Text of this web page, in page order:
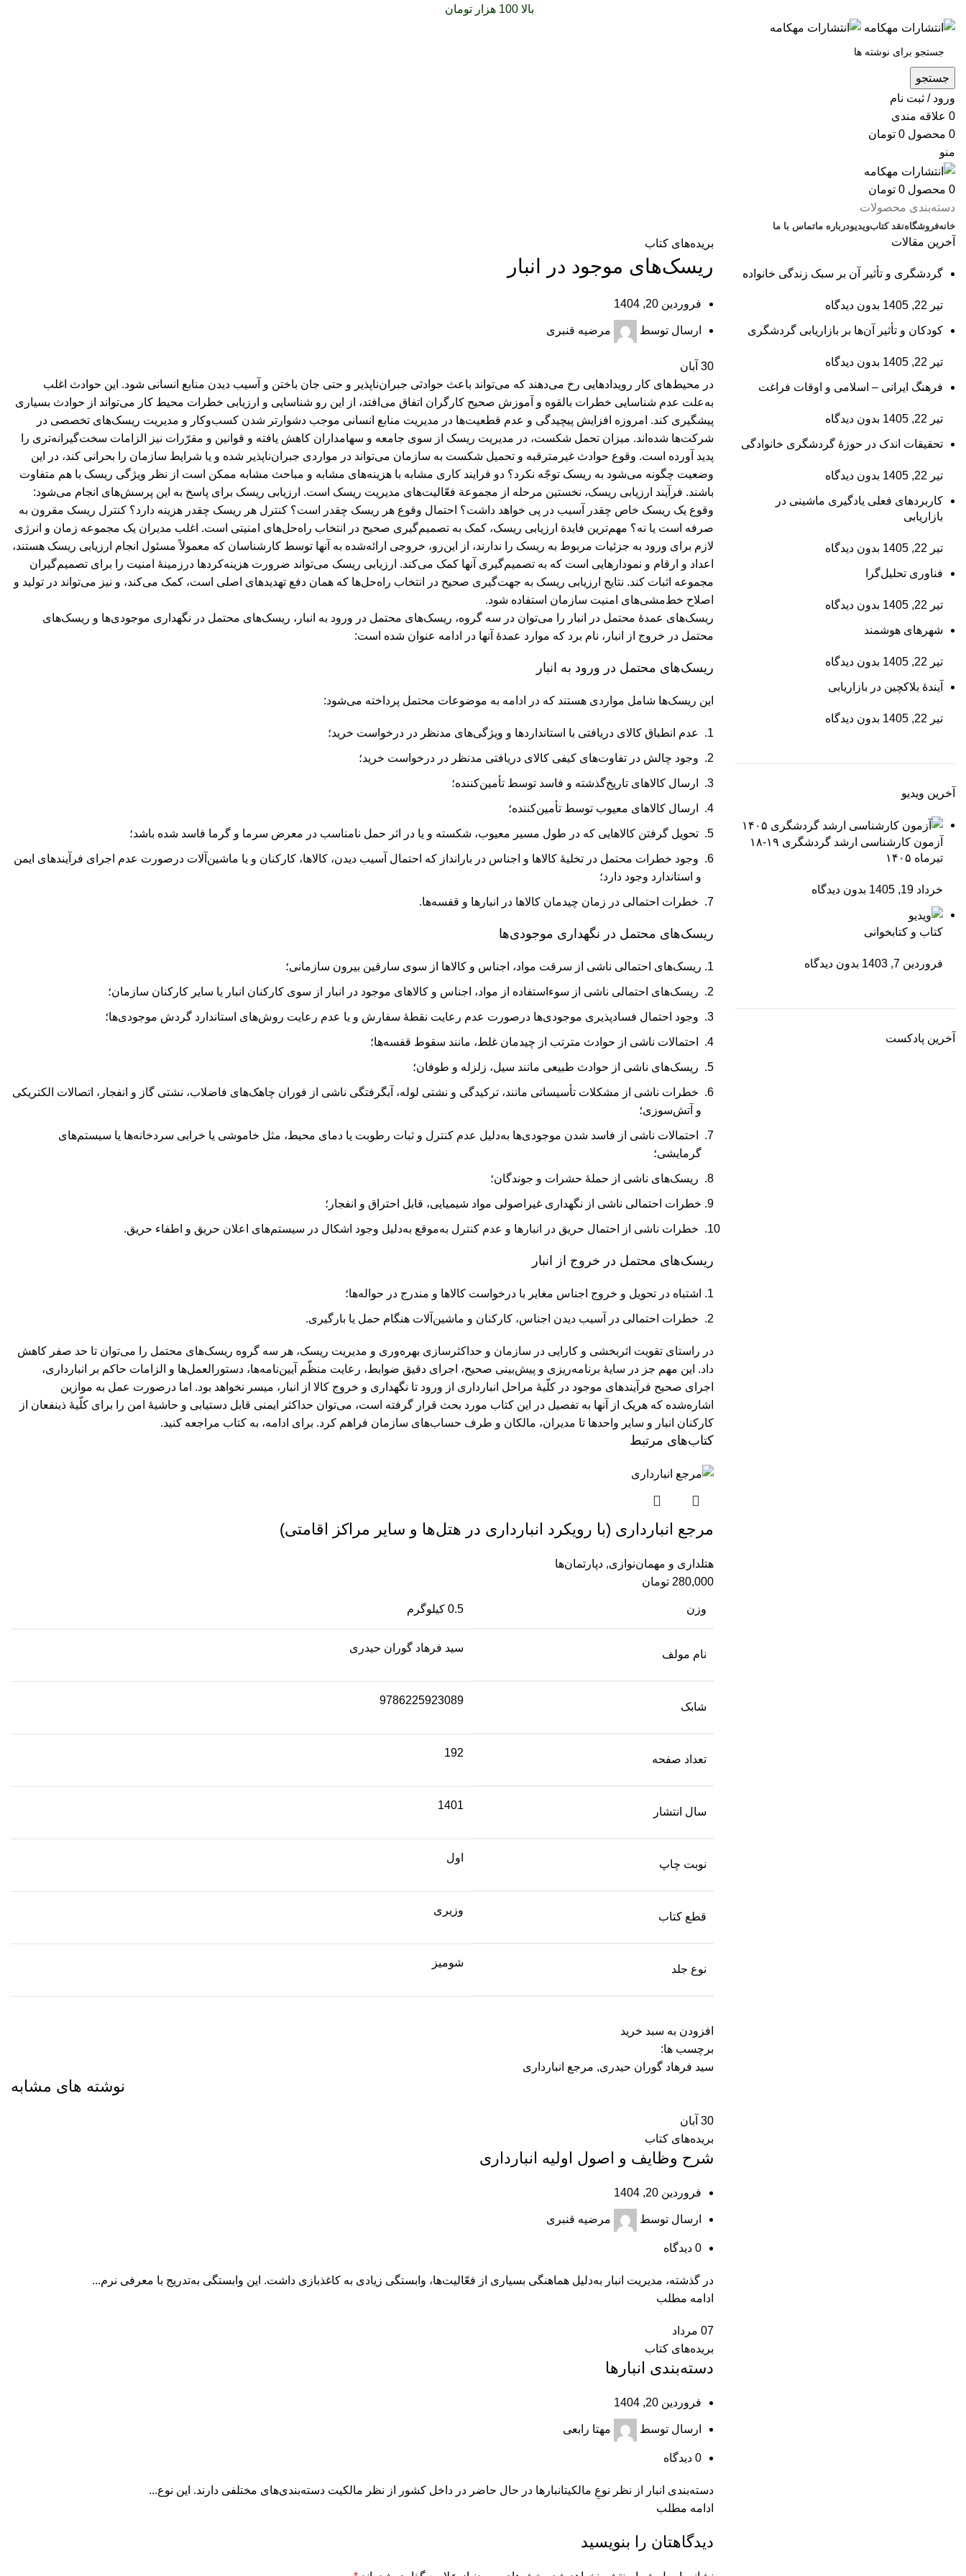
بالا 100 هزار تومان
جستجو
ورود / ثبت نام
0 علاقه مندی
0 محصول 0 تومان
منو
0 محصول 0 تومان
دسته‌بندی محصولات
خانهفروشگاهنقد کتابویدیودرباره‌ ماتماس با ما
بریده‌های کتاب
ریسک‌های موجود در انبار
فروردین 20, 1404
ارسال توسط مرضیه قنبری
30 آبان
در محیط‌های کار رویدادهایی رخ می‌دهند که می‌تواند باعث حوادثی جبران‌ناپذیر و حتی جان باختن و آسیب دیدن منابع انسانی شود. این حوادث اغلب
به‌علت عدم شناسایی خطرات بالقوه و آموزش صحیح کارگران اتفاق می‌افتد، از ‌این ‌رو شناسایی و ارزیابی خطرات محیط کار می‌تواند از حوادث بسیاری
پیشگیری کند. امروزه افزایش پیچیدگی‌ و عدم ‌قطعیت‌ها در مدیریت منابع انسانی موجب دشوارتر شدن کسب‌وکار و مدیریت ریسک‌های تخصصی در
شرکت‌ها شده‌اند. میزان تحمل‌ شکست، در مدیریت ریسک از سوی جامعه و سهامداران کاهش یافته و قوانین و مقرّرات نیز الزامات سخت‌گیرانه‌تری را
پدید آورده است. وقوع حوادث غیر‌مترقبه و تحمیل شکست به سازمان می‌تواند در مواردی جبران‌ناپذیر شده و یا شرایط سازمان را بحرانی کند، در این
وضعیت چگونه می‌شود به ریسک توجّه نکرد؟ دو فرایند کاری مشابه با هزینه‌های مشابه و مباحث مشابه ممکن است از نظر ویژگی ریسک با هم متفاوت
باشند. فرآیند ارزیابی ریسک، نخستین مرحله از مجموعة فعّالیت‌های مدیریت ریسک است. ارزیابی ریسک برای پاسخ به این پرسش‌های انجام می‌شود:
وقوع یک ریسک خاص چقدر آسیب در پی خواهد داشت؟ احتمال وقوع هر ریسک چقدر است؟ کنترل هر ریسک چقدر هزینه دارد؟ کنترل ریسک مقرون به
صرفه است یا نه؟ مهم‌ترین فایدة ارزیابی ریسک، کمک به تصمیم‌گیری صحیح در انتخاب راه‌حل‌های امنیتی است. اغلب مدیران یک مجموعه زمان و انرژی
لازم برای ورود به جزئیات مربوط به ریسک را ندارند، از این‌رو، خروجی ارائه‌شده به آنها توسط کارشناسان که معمولاً مسئول انجام ارزیابی ریسک هستند،
اعداد و ارقام و نمودارهایی است که به تصمیم‌گیری آنها کمک می‌کند. ارزیابی ریسک می‌تواند ضرورت هزینه‌کردها درزمینۀ امنیت را برای تصمیم‌گیران
مجموعه اثبات کند. نتایج ارزیابی ریسک به جهت‌گیری صحیح در انتخاب راه‌حل‌ها که همان دفع تهدیدهای اصلی است، کمک می‌کند، و نیز می‌تواند در تولید و
اصلاح خط‌مشی‌های امنیت سازمان استفاده شود.
ریسک‌های عمدۀ محتمل در انبار را می‌توان در سه گروه، ریسک‌های محتمل در ورود به انبار، ریسک‌های محتمل در نگهداری موجودی‌ها و ریسک‌های
محتمل در خروج از انبار، نام برد که موارد عمدۀ آنها در ادامه عنوان شده است:
ریسک‌های محتمل در ورود به انبار
این ریسک‌ها شامل مواردی هستند که در ادامه به موضوعات محتمل پرداخته می‌شود:
عدم انطباق کالای دریافتی با استانداردها و ویژگی‌های مدنظر در درخواست خرید؛
وجود چالش در تفاوت‌های کیفی کالای دریافتی مدنظر در درخواست خرید؛
ارسال کالاهای تاریخ‌گذشته و فاسد توسط تأمین‌کننده؛
ارسال کالاهای معیوب توسط تأمین‌کننده؛
تحویل گرفتن کالاهایی که در طول مسیر معیوب، شکسته و یا در اثر حمل نامناسب در معرض سرما و گرما فاسد شده باشد؛
وجود خطرات محتمل در تخلیۀ کالا‌ها و اجناس در بارانداز که احتمال آسیب دیدن، کالاها، کارکنان و یا ماشین‌آلات درصورت عدم اجرای فرآیندهای ایمن
و استاندارد وجود دارد؛
خطرات احتمالی در زمان چیدمان کالاها در انبار‌ها و قفسه‌ها.
ریسک‌های محتمل در نگهداری موجودی‌ها
ریسک‌های احتمالی ناشی از سرقت مواد، اجناس و کالاها از سوی سارقین بیرون سازمانی؛
ریسک‌های احتمالی ناشی از سوء‌استفاده از مواد، اجناس و کالاهای موجود در انبار از سوی کارکنان انبار یا سایر کارکنان سازمان؛
وجود احتمال فساد‌پذیری موجودی‌ها درصورت عدم رعایت نقطۀ سفارش و یا عدم رعایت روش‌های استاندارد گردش موجودی‌ها؛
احتمالات ناشی از حوادث مترتب از چیدمان غلط، مانند سقوط قفسه‌ها؛
ریسک‌های ناشی از حوادث طبیعی مانند سیل، زلزله و طوفان؛
خطرات ناشی از مشکلات تأسیساتی مانند، ترکیدگی و نشتی لوله، آبگرفتگی ناشی از فوران چاهک‌های فاضلاب، نشتی گاز و انفجار، اتصالات الکتریکی
و آتش‌سوزی؛
احتمالات ناشی از فاسد شدن موجودی‌ها به‌دلیل عدم کنترل و ثبات رطوبت یا دمای محیط، مثل خاموشی یا خرابی سردخانه‌ها یا سیستم‌های
گرمایشی؛
ریسک‌های ناشی از حملۀ حشرات و جوندگان؛
خطرات احتمالی ناشی از نگهداری غیر‌اصولی مواد شیمیایی، قابل احتراق و انفجار؛
خطرات ناشی از احتمال حریق در انبارها و عدم کنترل به‌موقع به‌دلیل وجود اشکال در سیستم‌های اعلان حریق و اطفاء حریق.
ریسک‌های محتمل در خروج از انبار
اشتباه در تحویل و خروج اجناس مغایر با درخواست کالاها و مندرج در حواله‌ها؛
خطرات احتمالی در آسیب دیدن اجناس، کارکنان و ماشین‌آلات هنگام حمل یا بارگیری.
در راستای تقویت اثربخشی و کارایی در سازمان و حداکثر‌سازی بهره‌وری و مدیریت ریسک، هر سه گروه ریسک‌های محتمل را می‌توان تا حد صفر کاهش
داد. این مهم جز در سایۀ برنامه‌ریزی و پیش‌بینی صحیح، اجرای دقیق ضوابط، رعایت منظّم آیین‌نامه‌ها، دستورالعمل‌ها و الزامات حاکم بر انبارداری،
اجرای صحیح فرآیندهای موجود در کلّیۀ مراحل انبارداری از ورود تا نگهداری و خروج کالا از انبار، میسر نخواهد بود. اما درصورت عمل به موازین
اشاره‌شده که هریک از آنها به تفصیل در این کتاب مورد بحث قرار گرفته است، می‌توان حداکثر ایمنی قابل دستیابی و حاشیۀ امن را برای کلّیۀ ذینفعان از
کارکنان انبار و سایر واحدها تا مدیران، مالکان و طرف حساب‌های سازمان فراهم کرد. برای ادامه، به کتاب مراجعه کنید.
کتاب‌های مرتبط
مرجع انبارداری (با رویکرد انبارداری در هتل‌ها و سایر مراکز اقامتی)
هتلداری و مهمان‌نوازی, دپارتمان‌ها
280,000 تومان
وزن 0.5 کیلوگرم
نام مولف
سید فرهاد گوران حیدری
شابک
9786225923089
تعداد صفحه
192
سال انتشار
1401
نوبت چاپ
اول
قطع کتاب
وزیری
نوع جلد
شومیز
افزودن به سبد خرید
برچسب ها:
سید فرهاد گوران حیدری, مرجع انبارداری
نوشته های مشابه
30 آبان
بریده‌های کتاب
شرح وظایف و اصول اولیه انبار‌داری
فروردین 20, 1404
ارسال توسط مرضیه قنبری
0 دیدگاه
در گذشته، مدیریت انبار به‌دلیل هماهنگی بسیاری از فعّالیت‌ها، وابستگی زیادی به کاغذبازی داشت. این وابستگی به‌تدریج با معرفی نرم...
ادامه مطلب
07 مرداد
بریده‌های کتاب
دسته‌بندی انبارها
فروردین 20, 1404
ارسال توسط مهتا رابعی
0 دیدگاه
دسته‌بندی انبار از نظر نوعِ مالکیتانبارها در حال حاضر در داخل کشور از نظر مالکیت دسته‌بندی‌های مختلفی دارند. این نوع...
ادامه مطلب
دیدگاهتان را بنویسید
آخرین مقالات
گردشگری و تأثیر آن بر سبک زندگی خانواده
تیر 22, 1405 بدون دیدگاه
کودکان و تأثیر آن‌ها بر بازاریابی گردشگری
تیر 22, 1405 بدون دیدگاه
فرهنگ ایرانی – اسلامی و اوقات فراغت
تیر 22, 1405 بدون دیدگاه
تحقیقات اندک در حوزۀ گردشگری خانوادگی
تیر 22, 1405 بدون دیدگاه
کاربردهای فعلی یادگیری ماشینی در
بازاریابی
تیر 22, 1405 بدون دیدگاه
فناوری تحلیل‌گرا
تیر 22, 1405 بدون دیدگاه
شهرهای هوشمند
تیر 22, 1405 بدون دیدگاه
آیندۀ بلاکچین در بازاریابی
تیر 22, 1405 بدون دیدگاه
آخرین ویدیو
آزمون کارشناسی ارشد گردشگری ۱۹-۱۸
تیرماه ۱۴۰۵
خرداد 19, 1405 بدون دیدگاه
کتاب و کتابخوانی
فروردین 7, 1403 بدون دیدگاه
آخرین پادکست